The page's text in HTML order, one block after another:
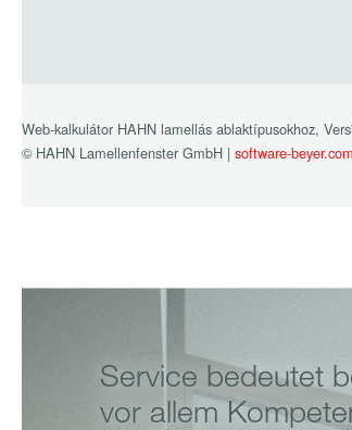
Service bedeutet
vor allem